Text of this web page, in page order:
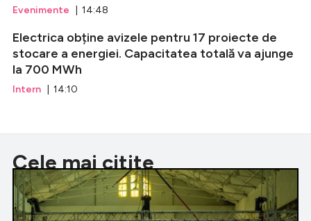
Evenimente | 14:48
Electrica obține avizele pentru 17 proiecte de
stocare a energiei. Capacitatea totală va ajunge
la 700 MWh
Intern | 14:10
Cele mai citite